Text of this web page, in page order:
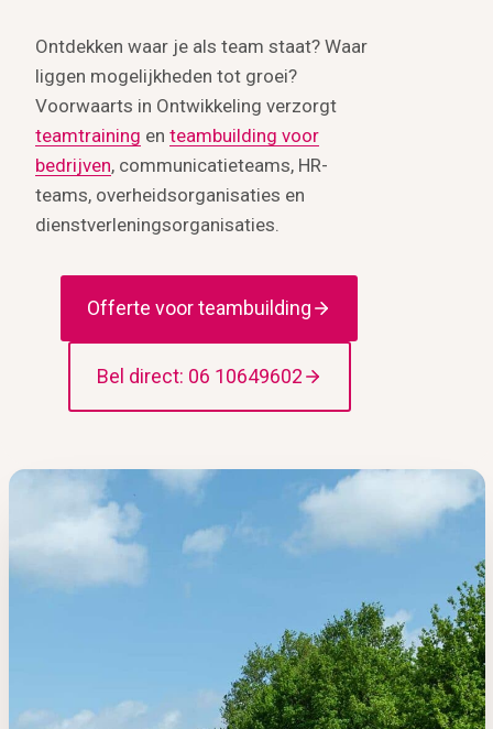
Ontdekken waar je als team staat? Waar
liggen mogelijkheden tot groei?
Voorwaarts in Ontwikkeling verzorgt
teamtraining en teambuilding voor
bedrijven, communicatieteams, HR-
teams, overheidsorganisaties en
dienstverleningsorganisaties.
Offerte voor teambuilding
Bel direct: 06 10649602